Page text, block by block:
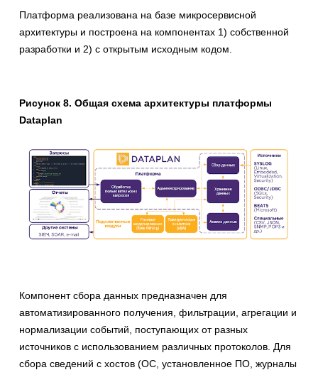
Платформа реализована на базе микросервисной
архитектуры и построена на компонентах 1) собственной
разработки и 2) с открытым исходным кодом.
Рисунок 8. Общая схема архитектуры платформы
Dataplan
Компонент сбора данных предназначен для
автоматизированного получения, фильтрации, агрегации и
нормализации событий, поступающих от разных
источников с использованием различных протоколов. Для
сбора сведений с хостов (ОС, установленное ПО, журналы